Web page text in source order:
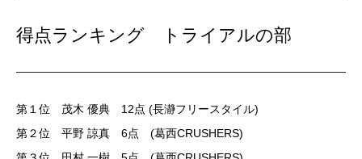
得点ランキング トライアルの部
第１位 茂木 優典 12点 (長瀞フリースタイル)
第２位 平野 諒真 6点 (葛西CRUSHERS)